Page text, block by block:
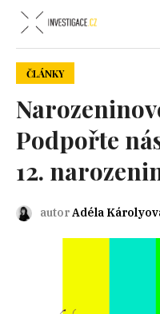
ČLÁNKY
Podpořte
12.
autorAdéla